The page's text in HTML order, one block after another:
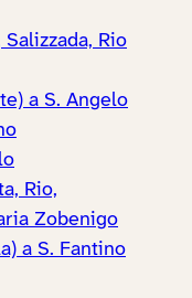
Rio
a S. Angelo
Rio,
Zobenigo
a S. Fantino